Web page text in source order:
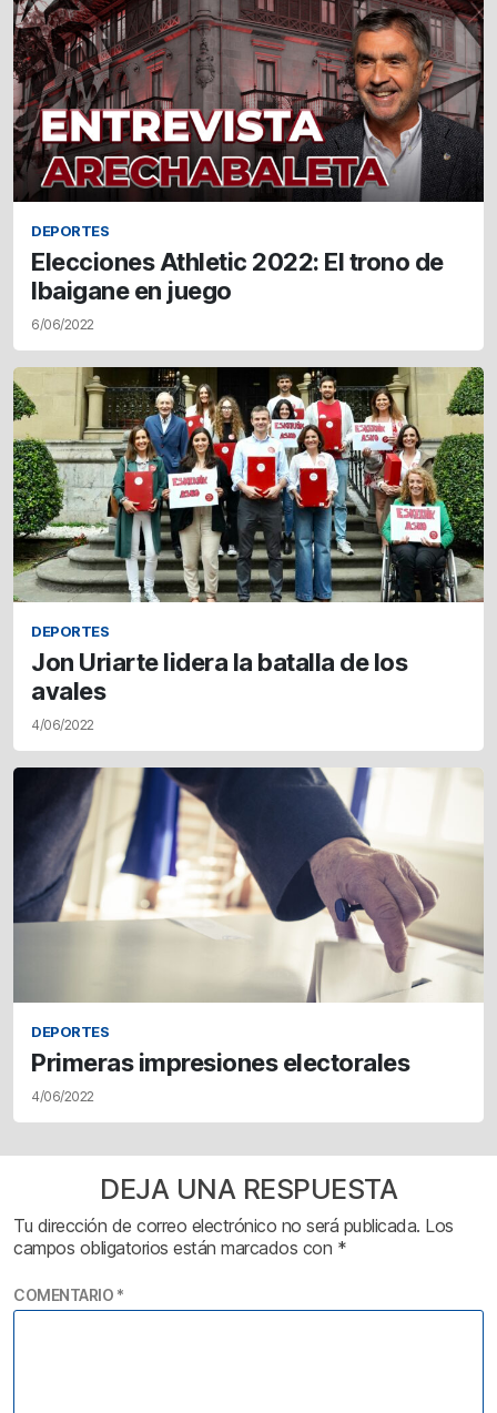
DEPORTES
Elecciones Athletic 2022: El trono de
Ibaigane en juego
6/06/2022
DEPORTES
Jon Uriarte lidera la batalla de los
avales
4/06/2022
DEPORTES
Primeras impresiones electorales
4/06/2022
DEJA UNA RESPUESTA
Tu dirección de correo electrónico no será publicada. Los
campos obligatorios están marcados con *
COMENTARIO *